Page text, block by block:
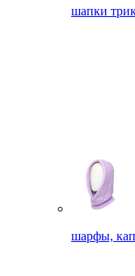
шапки
шарфы,